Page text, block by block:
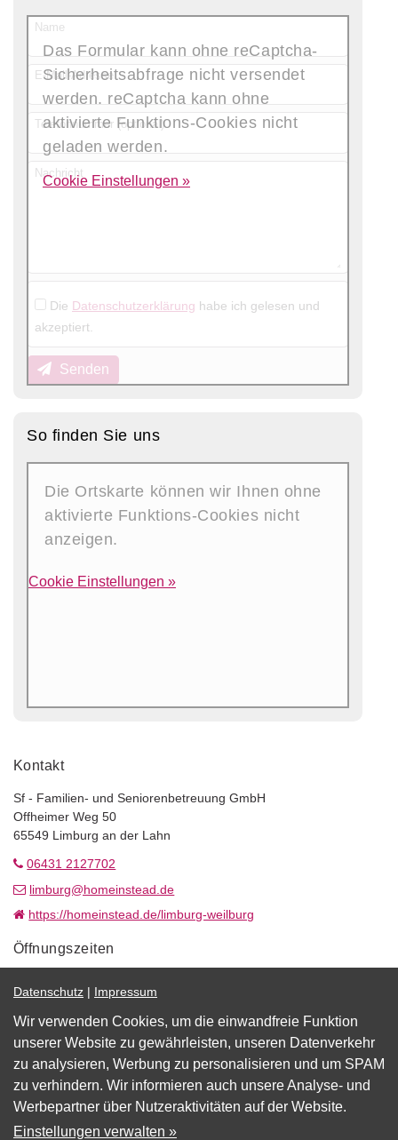
Name
E-Mail-Adresse
Telefonnummer (optional)
Nachricht
Die Datenschutzerklärung habe ich gelesen und
akzeptiert.
Senden
Das Formular kann ohne reCaptcha-
Sicherheitsabfrage nicht versendet
werden. reCaptcha kann ohne
aktivierte Funktions-Cookies nicht
geladen werden.
Cookie Einstellungen »
So finden Sie uns
Die Ortskarte können wir Ihnen ohne
aktivierte Funktions-Cookies nicht
anzeigen.
Cookie Einstellungen »
Kontakt
Sf - Familien- und Seniorenbetreuung GmbH
Offheimer Weg 50
65549 Limburg an der Lahn
06431 2127702
limburg@homeinstead.de
https://homeinstead.de/limburg-weilburg
Öffnungszeiten
Impressum | Datenschutz
Barrierefreiheit
Cookie Einstellungen
Datenschutz | Impressum
Wir verwenden Cookies, um die einwandfreie Funktion
unserer Website zu gewährleisten, unseren Datenverkehr
zu analysieren, Werbung zu personalisieren und um SPAM
zu verhindern. Wir informieren auch unsere Analyse- und
Werbepartner über Nutzeraktivitäten auf der Website.
Einstellungen verwalten »